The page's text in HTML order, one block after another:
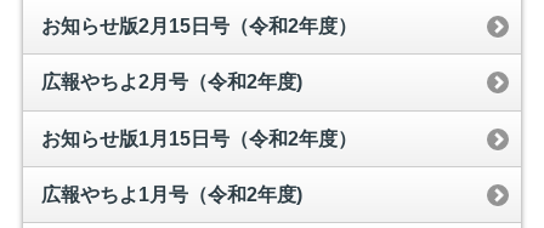
お知らせ版2月15日号（令和2年度）
広報やちよ2月号（令和2年度)
お知らせ版1月15日号（令和2年度）
広報やちよ1月号（令和2年度)